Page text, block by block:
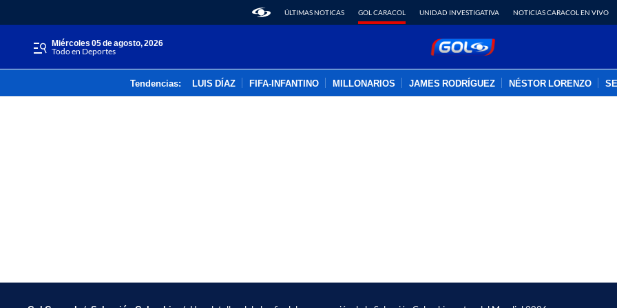
ÚLTIMAS NOTICAS GOL CARACOL UNIDAD INVESTIGATIVA NOTICIAS CARACOL EN VIVO
miércoles 05 de agosto, 2026
Todo en Deportes
Tendencias: LUIS DÍAZ FIFA-INFANTINO MILLONARIOS JAMES RODRÍGUEZ NÉSTOR LORENZO